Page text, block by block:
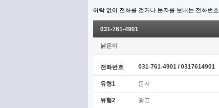
허락 없이 전화를 걸거나 문자를 보내는 전화번
031-761-4901
낡은이
전화번호 031-761-4901 / 0317614901
유형1 문자
유형2 광고